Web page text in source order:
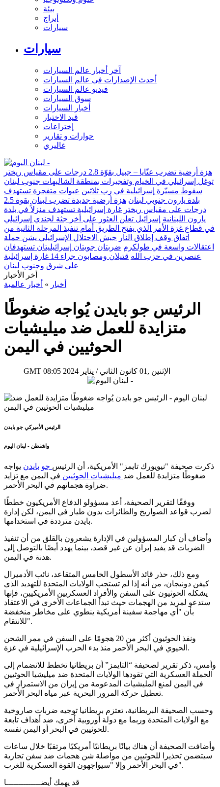
بيئة
أبراج
سيارات
سيارات
آخر أخبار عالم السيارات
أحدث الإصدارات في عالم السيارات
فيديو عالم السيارات
سوق السيارات
أخبار السيارات
قيد الاختبار
إختراعات
حوارات و تقارير
غاليري
هزة أرضية تضرب عنّايا – جبيل بقوّة 2.8 درجات على مقياس ريختر
توغل إسرائيلي في الخيام وتفجيرات بمنطقة الشاليهات جنوب لبنان
سقوط مسيّرة إسرائيلية في رب ثلاثين عبوات متفجرة تستهدف
بلدة يارون جنوبي لبنان
هزة أرضية جديدة تضرب لبنان بقوة 2.5
درجات على مقياس ريختر غارة إسرائيلية تستهدف منزلاً في بلدة
يارون اللبنانية إسرائيل تعلن العثور على أخر جثة لجندي إسرائيلي
في قطاع غزة الأمر الذي يفتح الطريق أمام تنفيذ المرحلة الثانية من
اتفاق وقف إطلاق النار جيش الاحتلال الإسرائيلي يشن حملة
اعتقالات واسعة في طولكرم ضربتان جويتان إسرائيليتان تستهدفان
عنصرين في حزب الله
قتيلان ومصابون جراء 14 غارة إسرائيلية
على شرق وجنوب لبنان
أخر الأخبار
أخبار » أخبار عالمية
الرئيس جو بايدن يُواجه ضغوطًا
متزايدة للعمل ضد ميليشيات
الحوثيين في اليمن
GMT 08:05 2024 الإثنين ,01 كانون الثاني / يناير
الرئيس الأميركي جو بايدن
واشنطن - لبنان اليوم
ذكرت صحيفة "نيويورك تايمز" الأمريكية، أن الرئيس جو بايدن يواجه
ضغوطًا متزايدة للعمل ضد ميليشيات الحوثيين في اليمن مع تزايد
ضراوة هجماتهم في البحر الأحمر.
ووفقًا لتقرير الصحيفة، أعد مسؤولو الدفاع الأمريكيون خططًا
لضرب قواعد الصواريخ والطائرات بدون طيار في اليمن، لكن إدارة
بايدن مترددة في استخدامها.
وأضاف أن كبار المسؤولين في الإدارة يشعرون بالقلق من أن تنفيذ
الضربات قد يفيد إيران عن غير قصد، بينما يهدد أيضًا بالتوصل إلى
هدنة في اليمن.
ومع ذلك، حذر قائد الأسطول الخامس المتقاعد، نائب الأدميرال
كيفن دونيجان، من أنه إذا لم تستجب الولايات المتحدة للتهديد الذي
يشكله الحوثيون على السفن والأفراد العسكريين الأمريكيين، فإنها
ستدعو لمزيد من الهجمات حيث تبدأ الجماعات الأخرى في الاعتقاد
بأن "أي مهاجمة سفينة أمريكية ينطوي على مخاطر منخفضة
للانتقام".
ونفذ الحوثيون أكثر من 20 هجومًا على السفن في ممر الشحن
الحيوي في البحر الأحمر منذ بدء الحرب الإسرائيلية في غزة.
وأمس، ذكر تقرير لصحيفة “التايمز” أن بريطانيا تخطط للانضمام إلى
الحملة العسكرية التي تقودها الولايات المتحدة ضد ميليشيا الحوثيين
في اليمن لمنع المليشيات المدعومة من إيران من الاستمرار في
تعطيل حركة المرور البحرية عبر مياه البحر الأحمر.
وحسب الصحيفة البريطانية، تعتزم بريطانيا توجيه ضربات صاروخية
مع الولايات المتحدة وربما مع دولة أوروبية أخرى، ضد أهداف تابعة
للحوثيين في البحر أو اليمن نفسه.
وأضافت الصحيفة أن هناك بيانًا بريطانيًا أمريكيًا مرتقبًا خلال ساعات
سيتضمن تحذيرا للحوثيين من مواصلة شن هجمات ضد سفن تجارية
في البحر الأحمر وإلا "سيواجهون القوة العسكرية للغرب".
قد يهمك أيضــــــــــــــا